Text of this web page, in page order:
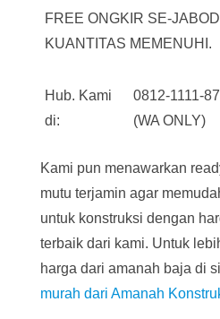
FREE ONGKIR SE-
KUANTITAS MEMENUHI.
Hub. Kami
di:
0812-1111-
(WA ONLY)
Kami pun menawarkan
mutu terjamin agar
untuk konstruksi dengan
terbaik dari kami. Untuk
harga dari amanah baja di
murah dari Amanah